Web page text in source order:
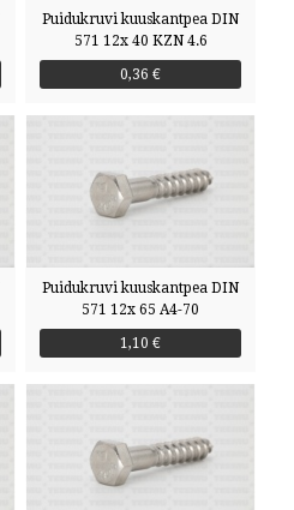
Puidukruvi kuuskantpea DIN
571 12x 40 KZN 4.6
0,36 €
Puidukruvi kuuskantpea DIN
571 12x 65 A4-70
1,10 €